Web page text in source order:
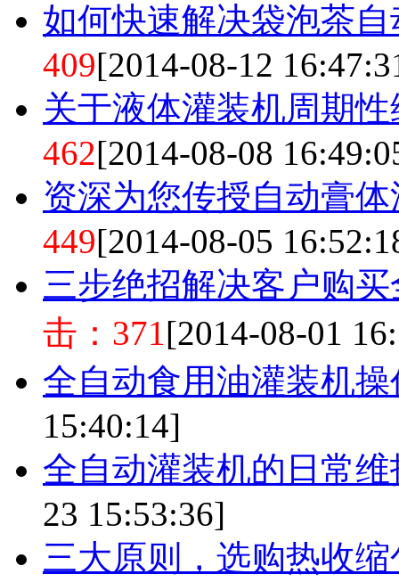
如何快速解决袋泡茶
409[2014-08-12
关于液体灌装机周期
462[2014-08-08
资深为您传授自动膏
449[2014-08-05
三步绝招解决客户购
击：371[2014-08-01
全自动食用油灌装机
15:40:14]
全自动灌装机的日常
23 15:53:36]
三大原则，选购热收